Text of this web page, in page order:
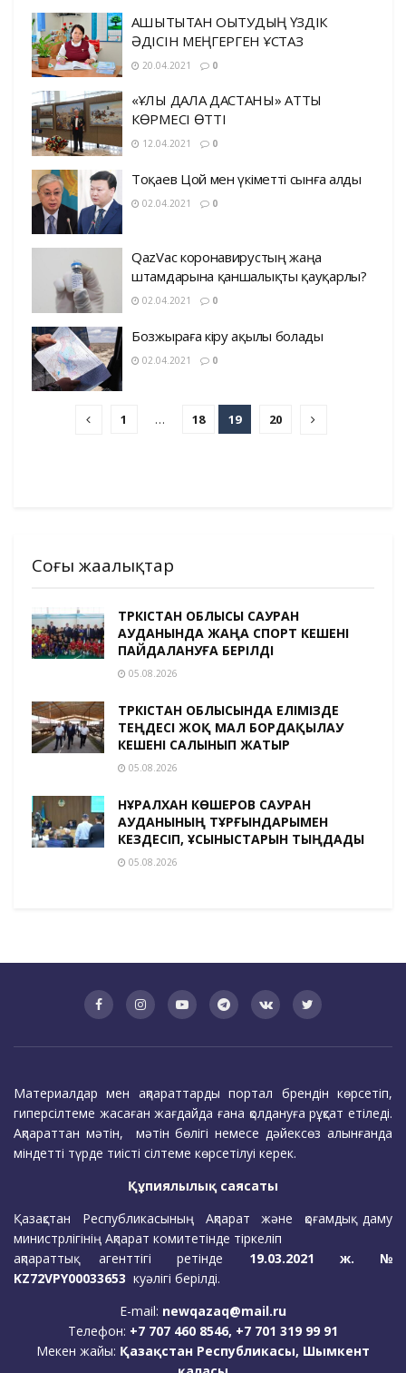
ҚАШЫҚТЫҚТАН ОҚЫТУДЫҢ ҮЗДІК
ӘДІСІН МЕҢГЕРГЕН ҰСТАЗ
20.04.2021 0
«ҰЛЫ ДАЛА ДАСТАНЫ» АТТЫ
КӨРМЕСІ ӨТТІ
12.04.2021 0
Тоқаев Цой мен үкіметті сынға алды
02.04.2021 0
QazVac коронавирустың жаңа
штамдарына қаншалықты қауқарлы?
02.04.2021 0
Бозжыраға кіру ақылы болады
02.04.2021 0
1 … 18 19 20
Соңғы жаңалықтар
ТҮРКІСТАН ОБЛЫСЫ САУРАН
АУДАНЫНДА ЖАҢА СПОРТ КЕШЕНІ
ПАЙДАЛАНУҒА БЕРІЛДІ
05.08.2026
ТҮРКІСТАН ОБЛЫСЫНДА ЕЛІМІЗДЕ
ТЕҢДЕСІ ЖОҚ МАЛ БОРДАҚЫЛАУ
КЕШЕНІ САЛЫНЫП ЖАТЫР
05.08.2026
НҰРАЛХАН КӨШЕРОВ САУРАН
АУДАНЫНЫҢ ТҰРҒЫНДАРЫМЕН
КЕЗДЕСІП, ҰСЫНЫСТАРЫН ТЫҢДАДЫ
05.08.2026
Материалдар мен ақпараттарды портал брендін көрсетіп,
гиперсілтеме жасаған жағдайда ғана қолдануға рұқсат етіледі.
Ақпараттан мәтін, мәтін бөлігі немесе дәйексөз алынғанда
міндетті түрде тиісті сілтеме көрсетілуі керек.
Құпиялылық саясаты
Қазақстан Республикасының Ақпарат және қоғамдық даму
министрлігінің Ақпарат комитетінде тіркеліп
ақпараттық агенттігі ретінде 19.03.2021 ж. №
KZ72VPY00033653 куәлігі берілді.
E-mail: newqazaq@mail.ru
Телефон: +7 707 460 8546, +7 701 319 99 91
Мекен жайы: Қазақстан Республикасы, Шымкент